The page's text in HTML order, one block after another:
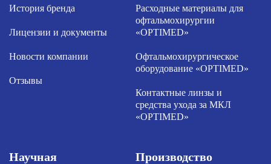
История бренда
Лицензии и документы
Новости компании
Отзывы
Расходные материалы для
офтальмохирургии
«OPTIMED»
Офтальмохирургическое
оборудование «OPTIMED»
Контактные линзы и
средства ухода за МКЛ
«OPTIMED»
Научная
Производство